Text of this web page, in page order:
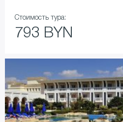
Стоимость тура:
793 BYN